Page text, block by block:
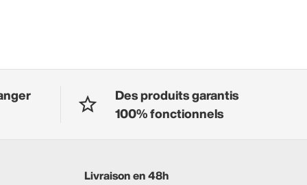
Des produits garantis
100% fonctionnels
Livraison en 48h